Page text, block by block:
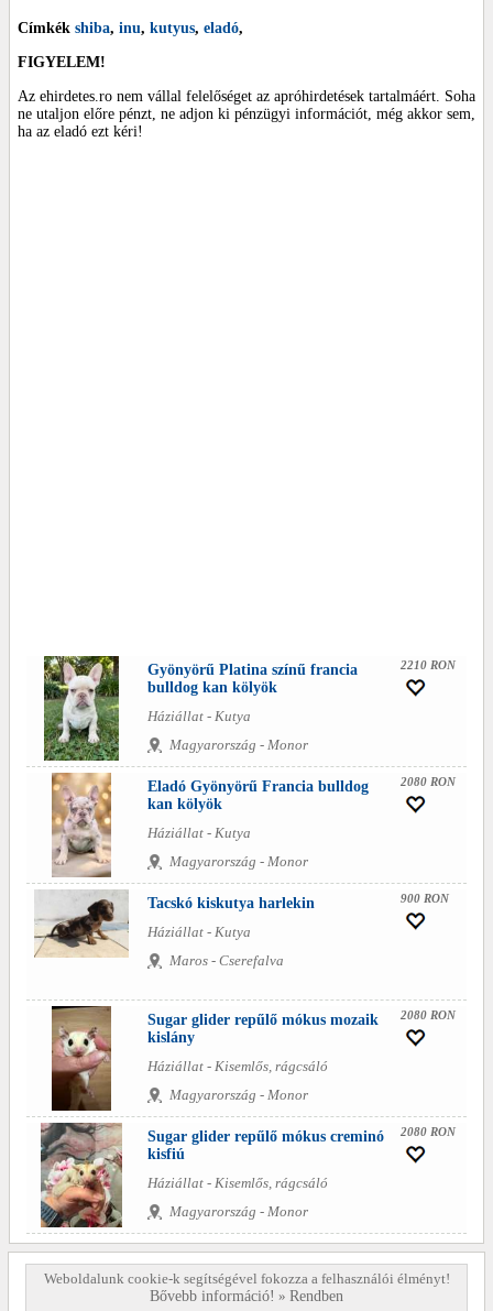
Címkék shiba, inu, kutyus, eladó,
FIGYELEM!
Az ehirdetes.ro nem vállal felelőséget az apróhirdetések tartalmáért. Soha
ne utaljon előre pénzt, ne adjon ki pénzügyi információt, még akkor sem,
ha az eladó ezt kéri!
Gyönyörű Platina színű francia
bulldog kan kölyök
Háziállat - Kutya
Magyarország - Monor
2210 RON
Eladó Gyönyörű Francia bulldog
kan kölyök
Háziállat - Kutya
Magyarország - Monor
2080 RON
Tacskó kiskutya harlekin
Háziállat - Kutya
Maros - Cserefalva
900 RON
Sugar glider repűlő mókus mozaik
kislány
Háziállat - Kisemlős, rágcsáló
Magyarország - Monor
2080 RON
Sugar glider repűlő mókus creminó
kisfiú
Háziállat - Kisemlős, rágcsáló
Magyarország - Monor
2080 RON
Weboldalunk cookie-k segítségével fokozza a felhasználói élményt!
Bővebb információ! » Rendben